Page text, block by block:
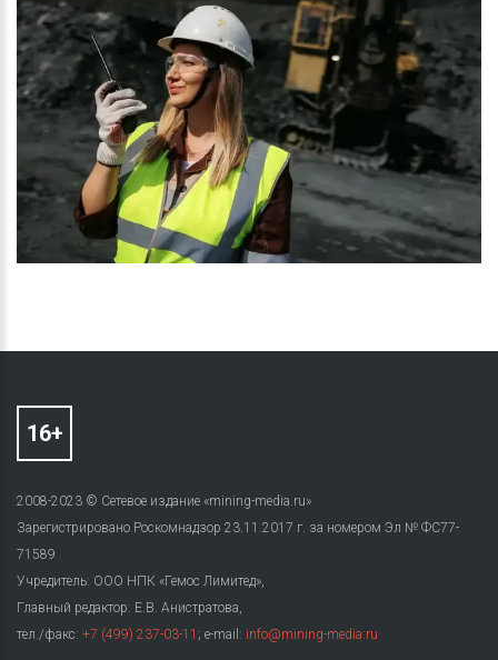
2008-2023 © Сетевое издание «mining-media.ru»
Зарегистрировано Роскомнадзор 23.11.2017 г. за номером Эл № ФС77-
71589
Учредитель: ООО НПК «Гемос Лимитед»,
Главный редактор: Е.В. Анистратова,
тел./факс: +7 (499) 237-03-11 ; e-mail: info@mining-media.ru